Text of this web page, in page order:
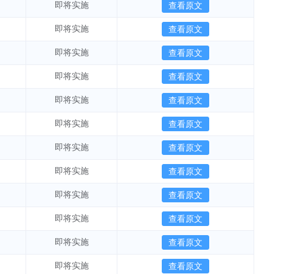
即将实施 查看原文
即将实施 查看原文
即将实施 查看原文
即将实施 查看原文
即将实施 查看原文
即将实施 查看原文
即将实施 查看原文
即将实施 查看原文
即将实施 查看原文
即将实施 查看原文
即将实施 查看原文
即将实施 查看原文